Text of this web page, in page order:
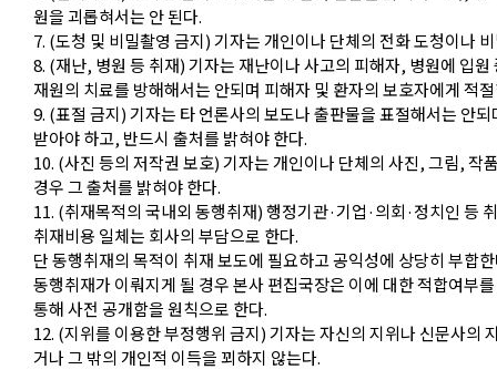
원을 괴롭혀서는 안 된다.
7. (도청 및 비밀촬영 금지) 기자는 개인이나 단체의 전화 도청이나
8. (재난, 병원 등 취재) 기자는 재난이나 사고의 피해자, 병원에 입
재원의 치료를 방해해서는 안되며 피해자 및 환자의 보호자에게 적
9. (표절 금지) 기자는 타 언론사의 보도나 출판물을 표절해서는 안
받아야 하고, 반드시 출처를 밝혀야 한다.
10. (사진 등의 저작권 보호) 기자는 개인이나 단체의 사진, 그림, 작
경우 그 출처를 밝혀야 한다.
11. (취재목적의 국내외 동행취재) 행정기관·기업·의회·정치인 등
취재비용 일체는 회사의 부담으로 한다.
단 동행취재의 목적이 취재 보도에 필요하고 공익성에 상당히 부합
동행취재가 이뤄지게 될 경우 본사 편집국장은 이에 대한 적합여부
통해 사전 공개함을 원칙으로 한다.
12. (지위를 이용한 부정행위 금지) 기자는 자신의 지위나 신문사의
거나 그 밖의 개인적 이득을 꾀하지 않는다.